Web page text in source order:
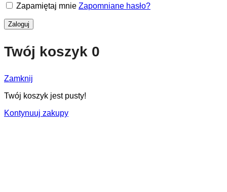
Zapamiętaj mnie Zapomniane hasło?
Zaloguj
Twój koszyk 0
Zamknij
Twój koszyk jest pusty!
Kontynuuj zakupy